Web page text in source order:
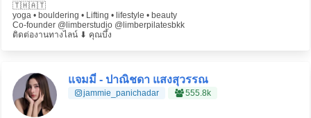
🇹🇭🇦🇹
yoga • bouldering • Lifting • lifestyle • beauty
Co-founder @limberstudio @limberpilatesbkk
ติดต่องานทางไลน์ ⬇️ คุณบึ้ง
แจมมี่ - ปาณิชดา แสงสุวรรณ
jammie_panichadar 555.8k